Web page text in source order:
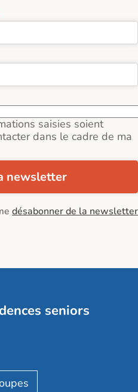
saisies soient
dans le cadre de ma
newsletter
désabonner de la newsletter
seniors